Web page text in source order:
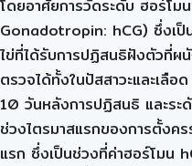
โดยอาศัยการวัดระดับ ฮอร์โ
Gonadotropin: hCG) ซึ่งเป็
ไข่ที่ได้รับการปฏิสนธิฝังตัวที่ผ
ตรวจได้ทั้งในปัสสาวะและเลื
10 วันหลังการปฏิสนธิ และระ
ช่วงไตรมาสแรกของการตั้งค
แรก ซึ่งเป็นช่วงที่ค่าฮอร์โมน